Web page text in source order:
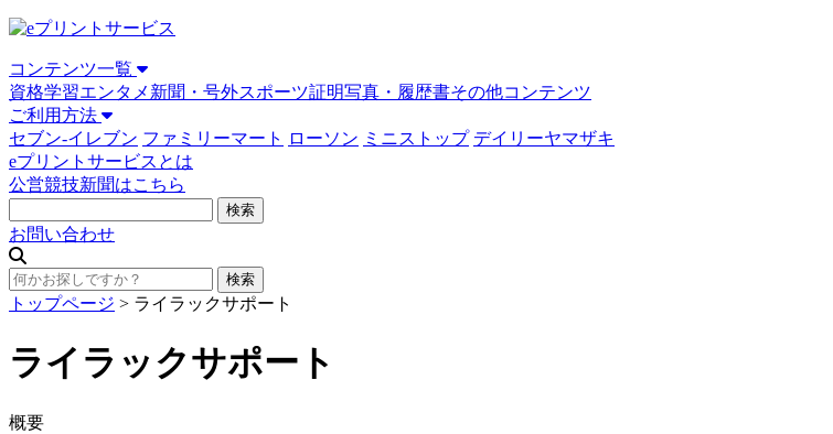
コンテンツ一覧
資格学習エンタメ 新聞・号外スポーツ証明写真・履歴書その他コンテンツ
ご利用方法
セブン-イレブン ファミリーマート ローソン ミニストップ デイリーヤマザキ
eプリントサービスとは
公営競技新聞はこちら
お問い合わせ
トップページ > ライラックサポート
ライラックサポート
概要